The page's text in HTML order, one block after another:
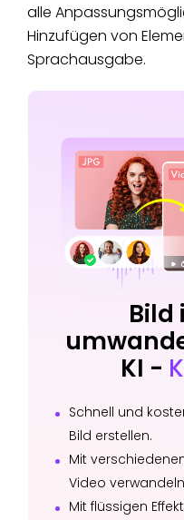
alle
Hinzufügen von
Sprachausgabe.
Bild
KI -
Schnell und
Bild erstellen.
Mit
Video
Mit flüssigen